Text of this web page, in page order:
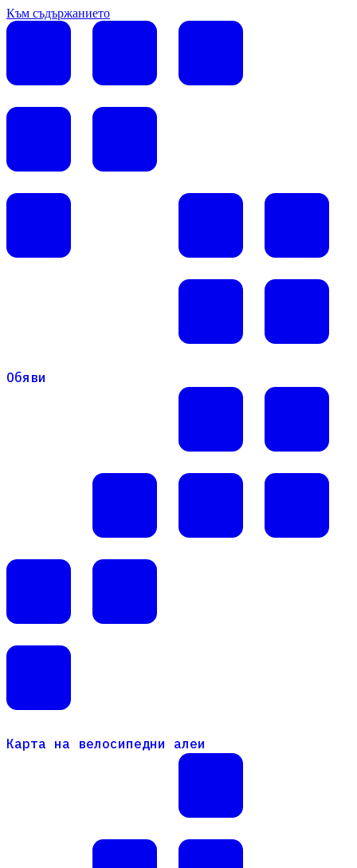
Към съдържанието
Обяви
Карта на велосипедни алеи
Карта на велосипедни алеи